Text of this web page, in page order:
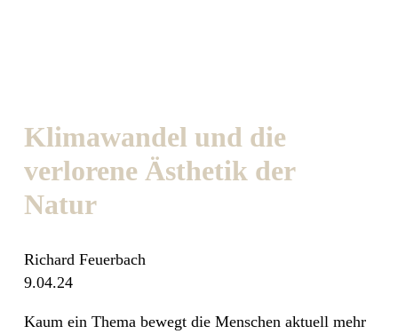
Klimawandel und die
verlorene Ästhetik der
Natur
Richard Feuerbach
9.04.24
Kaum ein Thema bewegt die Menschen aktuell mehr